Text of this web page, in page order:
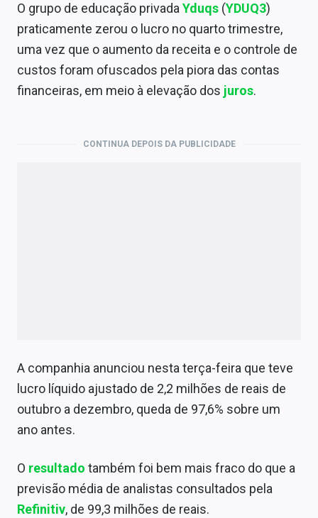
Finanças Pessoais
Mercados
Economia
Conteúdo de Marca
Expediente
Contato
O grupo de educação privadaYduqs (YDUQ3)
praticamente zerou o lucro no quarto trimestre,
uma vez que o aumento da receita e o controle de
custos foram ofuscados pela piora das contas
financeiras, em meio à elevação dos juros.
CONTINUA DEPOIS DA PUBLICIDADE
A companhia anunciou nesta terça-feira que teve
lucro líquido ajustado de 2,2 milhões de reais de
outubro a dezembro, queda de 97,6% sobre um
ano antes.
O resultado também foi bem mais fraco do que a
previsão média de analistas consultados pela
Refinitiv, de 99,3 milhões de reais.